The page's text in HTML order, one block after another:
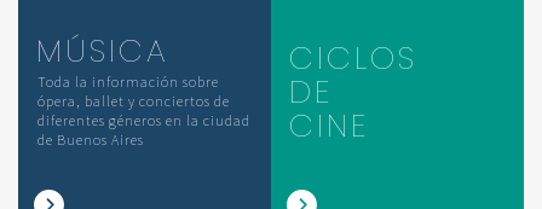
MÚSICA
Toda la información sobre
ópera, ballet y conciertos de
diferentes géneros en la ciudad
de Buenos Aires
CICLOS
DE
CINE